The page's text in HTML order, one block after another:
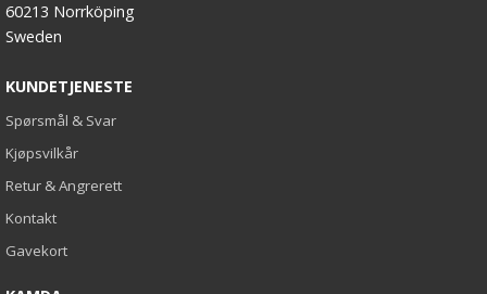
60213 Norrköping
Sweden
KUNDETJENESTE
Spørsmål & Svar
Kjøpsvilkår
Retur & Angrerett
Kontakt
Gavekort